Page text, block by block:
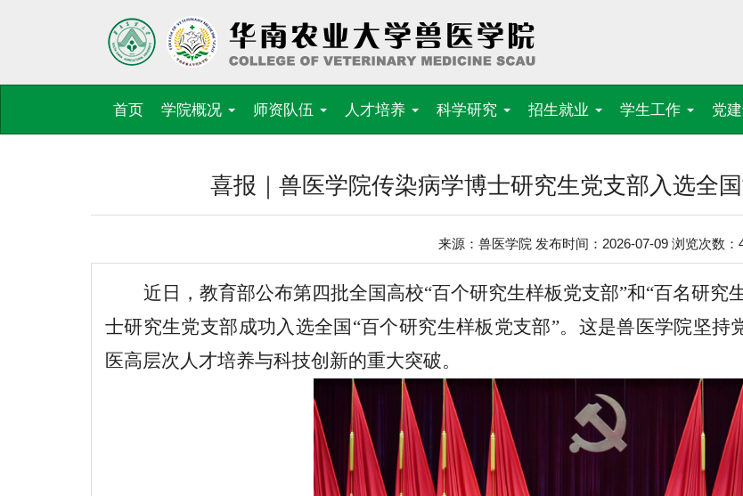
首页 学院概况 师资队伍 人才培养 科学研究 招生就业 学生工作 党
喜报｜兽医学院传染病学博士研究生党支部入选全
来源：兽医学院 发布时间：2026-07-09 浏览次数：
近日，教育部公布第四批全国高校“百个研究生样板党支部”和“百名研究
士研究生党支部成功 入选全国 “百个研究生样板党支部”。 这是兽医学院坚持
医高层次人才培养与科技创新的重大突破。